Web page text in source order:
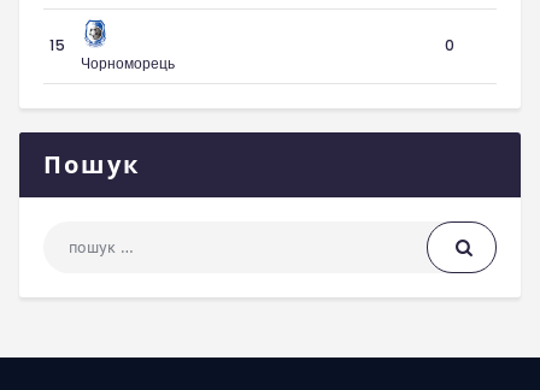
15
Чорноморець
0
Пошук